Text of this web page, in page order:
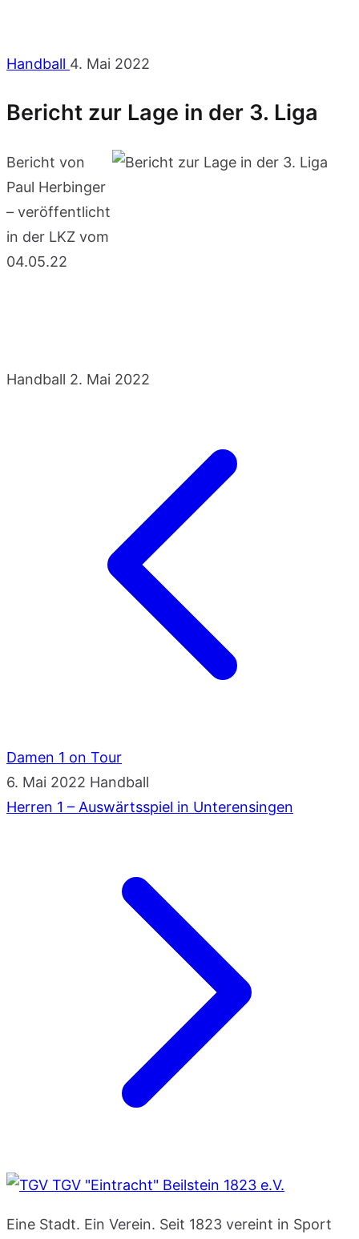
Handball 4. Mai 2022
Bericht zur Lage in der 3. Liga
Bericht von
Paul Herbinger
– veröffentlicht
in der LKZ vom
04.05.22
Handball 2. Mai 2022
Damen 1 on Tour
6. Mai 2022 Handball
Herren 1 – Auswärtsspiel in Unterensingen
TGV "Eintracht" Beilstein 1823 e.V.
Eine Stadt. Ein Verein. Seit 1823 vereint in Sport